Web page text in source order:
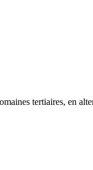
tertiaires, en